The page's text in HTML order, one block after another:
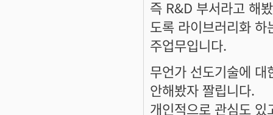
즉 R&D 부서라고 해
도록 라이브러리화 하
주업무입니다.
무언가 선도기술에
안해봤자 짤립니다.
개인적으로 관심도